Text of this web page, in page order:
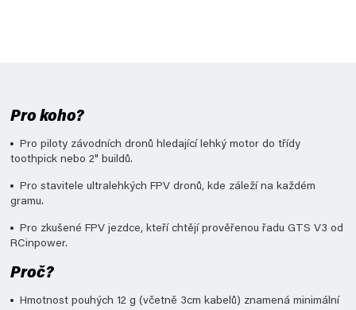
Pro koho?
Pro piloty závodních dronů hledající lehký motor do třídy
toothpick nebo 2" buildů.
Pro stavitele ultralehkých FPV dronů, kde záleží na každém
gramu.
Pro zkušené FPV jezdce, kteří chtějí prověřenou řadu GTS V3 od
RCinpower.
Proč?
Hmotnost pouhých 12 g (včetně 3cm kabelů) znamená minimální